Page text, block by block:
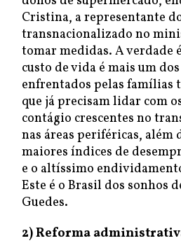
Cristina, a representante
transnacionalizado no
tomar medidas. A verdade
custo de vida é mais um
enfrentados pelas famílias
que já precisam lidar com
contágio crescentes no
nas áreas periféricas, além
maiores índices de
e o altíssimo
Este é o Brasil dos sonhos
Guedes.
2) Reforma